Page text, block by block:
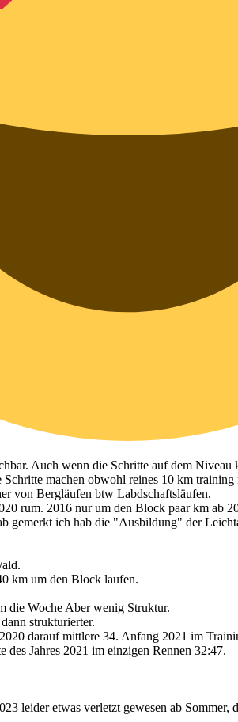
Auch wenn die Schritte auf dem
machen obwohl reines 10 km
von Bergläufen btw Labdschaftsläufen.
rum. 2016 nur um den Block paar km ab
gemerkt ich hab die "Ausbildung" der
km um den Block laufen.
die Woche Aber wenig Struktur.
strukturierter.
darauf mittlere 34. Anfang 2021 im
Jahres 2021 im einzigen Rennen 32:47.
leider etwas verletzt gewesen ab Sommer,